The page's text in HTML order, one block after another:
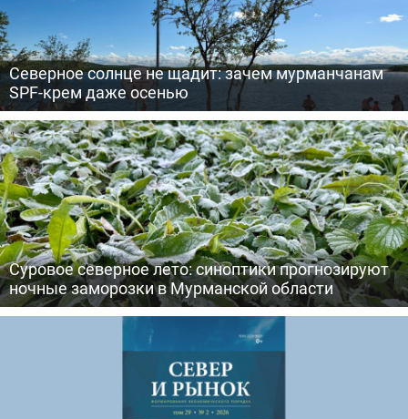
Северное солнце не щадит: зачем мурманчанам
SPF-крем даже осенью
Суровое северное лето: синоптики прогнозируют
ночные заморозки в Мурманской области